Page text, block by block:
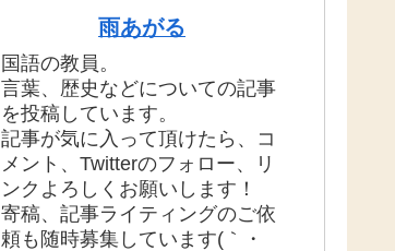
雨あがる
国語の教員。
言葉、歴史などについての記事
を投稿しています。
記事が気に入って頂けたら、コ
メント、Twitterのフォロー、リ
ンクよろしくお願いします！
寄稿、記事ライティングのご依
頼も随時募集しています(｀・